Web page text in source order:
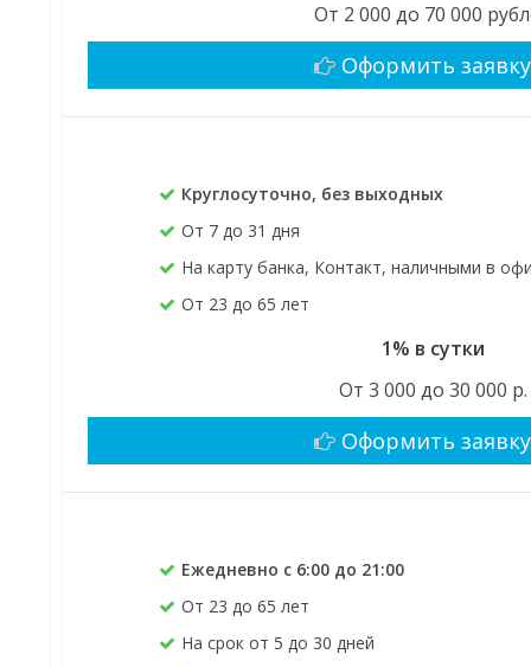
От 2 000 до 70 000
Оформить заявку
Круглосуточно, без выходных
От 7 до 31 дня
На карту банка, Контакт, наличными в
От 23 до 65 лет
1% в сутки
От 3 000 до 30 000 р.
Оформить заявку
Ежедневно с 6:00 до 21:00
От 23 до 65 лет
На срок от 5 до 30 дней